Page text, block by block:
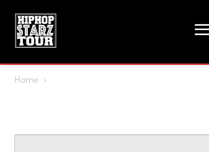
Home